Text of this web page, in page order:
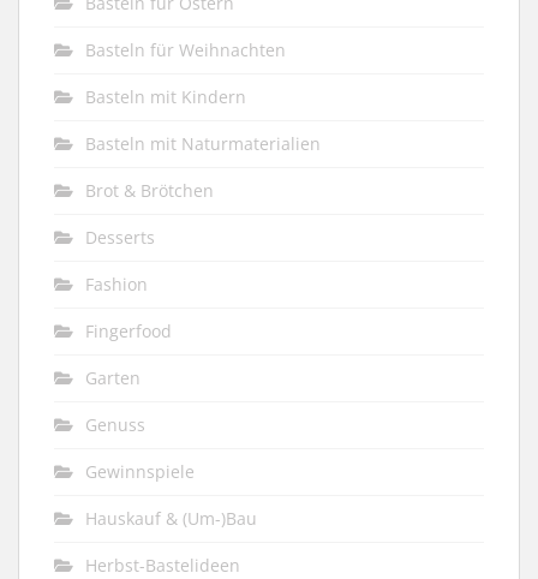
Basteln für Weihnachten
Basteln mit Kindern
Basteln mit Naturmaterialien
Brot & Brötchen
Desserts
Fashion
Fingerfood
Garten
Genuss
Gewinnspiele
Hauskauf & (Um-)Bau
Herbst-Bastelideen